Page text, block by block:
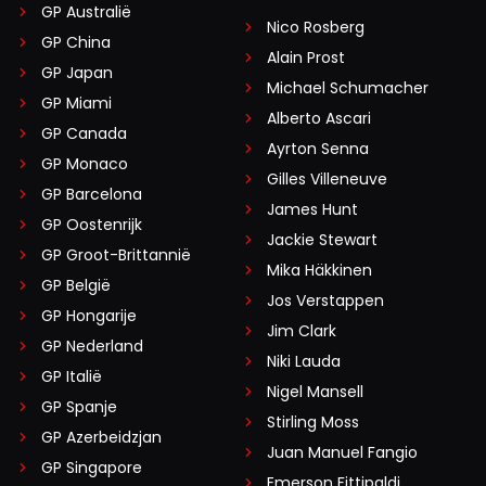
GP Australië
GP China
GP Japan
GP Miami
GP Canada
GP Monaco
GP Barcelona
GP Oostenrijk
GP Groot-Brittannië
GP België
GP Hongarije
GP Nederland
GP Italië
GP Spanje
GP Azerbeidzjan
GP Singapore
Nico Rosberg
Alain Prost
Michael Schumacher
Alberto Ascari
Ayrton Senna
Gilles Villeneuve
James Hunt
Jackie Stewart
Mika Häkkinen
Jos Verstappen
Jim Clark
Niki Lauda
Nigel Mansell
Stirling Moss
Juan Manuel Fangio